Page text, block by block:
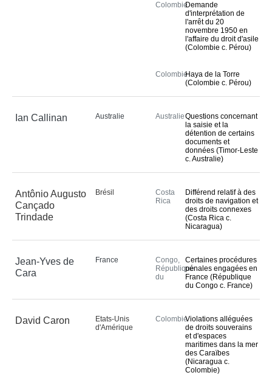
ColombieDemande
d'interprétation de
l'arrêt du 20
novembre 1950 en
l'affaire du droit d'asile
(Colombie c. Pérou)
ColombieHaya de la Torre
(Colombie c. Pérou)
Ian Callinan Australie AustralieQuestions concernant
la saisie et la
détention de certains
documents et
données (Timor-Leste
c. Australie)
Antônio Augusto
Cançado
Trindade
Brésil
Costa
Rica
Différend relatif à des
droits de navigation et
des droits connexes
(Costa Rica c.
Nicaragua)
Jean-Yves de
Cara
France
Congo,
République
du
Certaines procédures
pénales engagées en
France (République
du Congo c. France)
David Caron
Etats-Unis
d'Amérique
ColombieViolations alléguées
de droits souverains
et d'espaces
maritimes dans la mer
des Caraïbes
(Nicaragua c.
Colombie)